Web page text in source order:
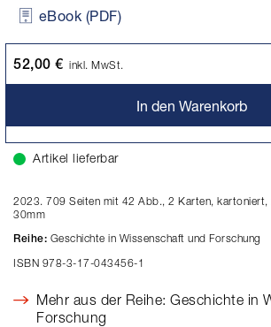
eBook (PDF)
52,00 € inkl. MwSt.
In den Warenkorb
Artikel lieferbar
2023. 709 Seiten mit 42 Abb., 2 Karten,
30mm
Reihe: Geschichte in Wissenschaft und Forschung
ISBN 978-3-17-043456-1
Mehr aus der Reihe: Geschichte in
Forschung